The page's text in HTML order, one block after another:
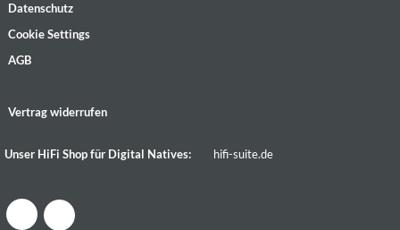
Datenschutz
Cookie Settings
AGB
Vertrag widerrufen
Unser HiFi Shop für Digital Natives: hifi-suite.de